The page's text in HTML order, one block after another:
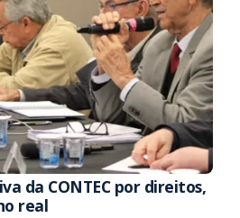
da CONTEC por direitos,
real